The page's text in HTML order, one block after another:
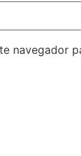
navegador